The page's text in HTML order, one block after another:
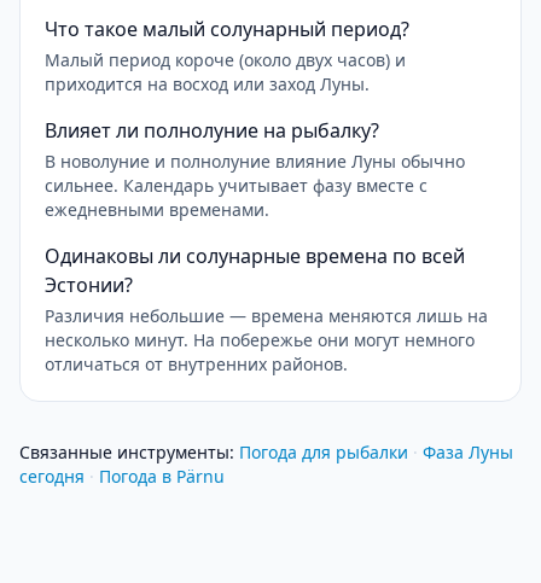
Что такое малый солунарный период?
Малый период короче (около двух часов) и
приходится на восход или заход Луны.
Влияет ли полнолуние на рыбалку?
В новолуние и полнолуние влияние Луны обычно
сильнее. Календарь учитывает фазу вместе с
ежедневными временами.
Одинаковы ли солунарные времена по всей
Эстонии?
Различия небольшие — времена меняются лишь на
несколько минут. На побережье они могут немного
отличаться от внутренних районов.
Связанные инструменты: Погода для рыбалки · Фаза Луны
сегодня · Погода в Pärnu